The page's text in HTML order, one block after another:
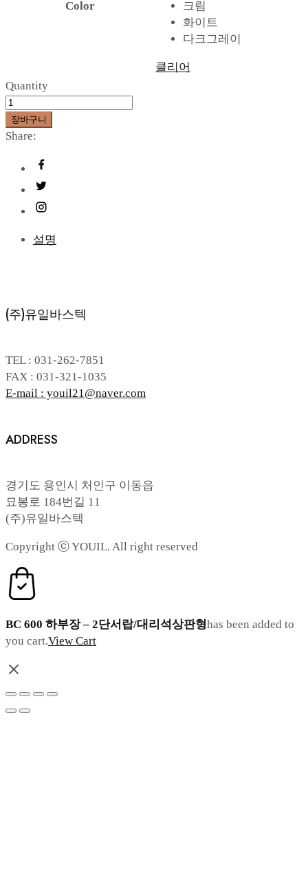
Color
크림
화이트
다크그레이
클리어
Quantity
장바구니
Share:
설명
(주)유일바스텍
TEL : 031-262-7851
FAX : 031-321-1035
E-mail : youil21@naver.com
ADDRESS
경기도 용인시 처인구 이동읍
묘봉로 184번길 11
(주)유일바스텍
Copyright ⓒ YOUIL. All right reserved
BC 600 하부장 – 2단서랍/대리석상판형has been added to
you cart.View Cart